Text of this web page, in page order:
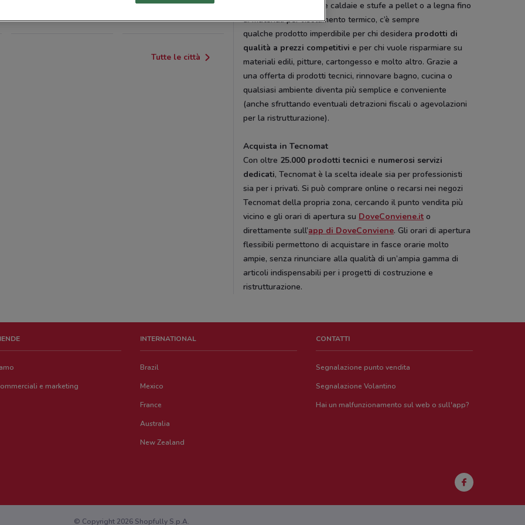
ISOLA D'ASTI
Tutte le città
quantità limitata. Dalle caldaie e stufe a pellet o a legna fino
ai materiali per l’isolamento termico, c’è sempre
qualche prodotto imperdibile per chi desidera prodotti di
qualità a prezzi competitivie per chi vuole risparmiare su
materiali edili, pitture, cartongesso e molto altro. Grazie a
una offerta di prodotti tecnici, rinnovare bagno, cucina o
qualsiasi ambiente diventa più semplice e conveniente
(anche sfruttando eventuali detrazioni fiscali o agevolazioni
per la ristrutturazione).
Acquista in Tecnomat
Con oltre 25.000 prodotti tecnici e numerosi servizi
dedicati, Tecnomat è la scelta ideale sia per professionisti
sia per i privati. Si può comprare online o recarsi nei negozi
Tecnomat della propria zona, cercando il punto vendita più
vicino e gli orari di apertura su DoveConviene.it o
direttamente sull’app di DoveConviene. Gli orari di apertura
flessibili permettono di acquistare in fasce orarie molto
ampie, senza rinunciare alla qualità di un’ampia gamma di
articoli indispensabili per i progetti di costruzione e
ristrutturazione.
e marketing
INTERNATIONAL
Brazil
Mexico
France
Australia
New Zealand
CONTATTI
Segnalazione punto vendita
Segnalazione Volantino
Hai un malfunzionamento sul web o sull'app?
© Copyright 2026 Shopfully S.p.A.